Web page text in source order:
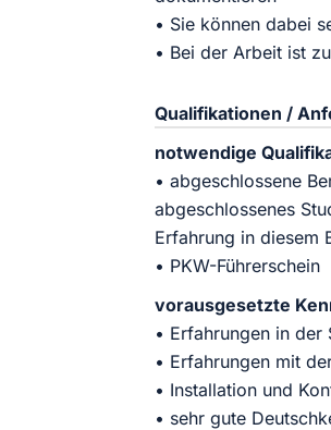
• Sie können dabei
• Bei der Arbeit ist
Qualifikationen /
notwendige
• abgeschlossene
abgeschlossenes
Erfahrung in diesem
• PKW-Führerschein
vorausgesetzte
• Erfahrungen in
• Erfahrungen mit
• Installation und
• sehr gute